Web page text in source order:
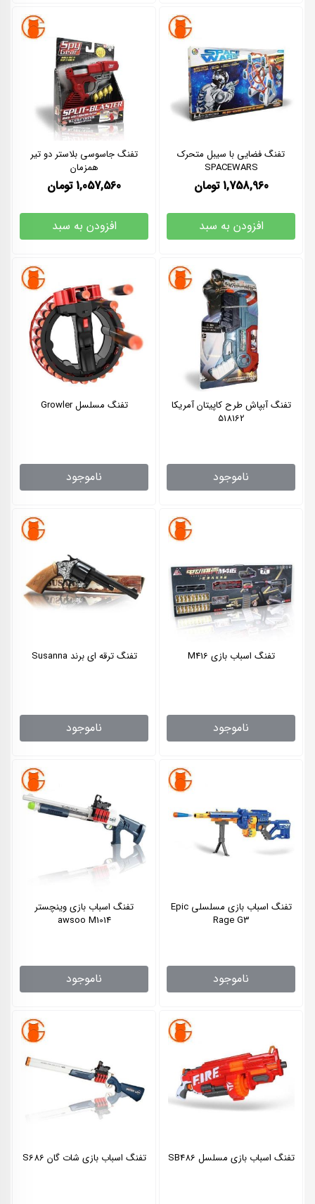
تفنگ فضایی با سیبل متحرک
SPACEWARS
1,758,960 تومان
افزودن به سبد
تفنگ جاسوسی بلاستر دو تیر
همزمان
1,057,560 تومان
افزودن به سبد
تفنگ آبپاش طرح کاپیتان آمریکا
518162
ناموجود
تفنگ مسلسل Growler
ناموجود
تفنگ اسباب بازی M416
ناموجود
تفنگ ترقه ای برند Susanna
ناموجود
تفنگ اسباب بازی مسلسلی Epic
Rage G3
ناموجود
تفنگ اسباب بازی وینچستر
awsoo M1014
ناموجود
تفنگ اسباب بازی مسلسل SB486 تفنگ اسباب بازی شات گان S686